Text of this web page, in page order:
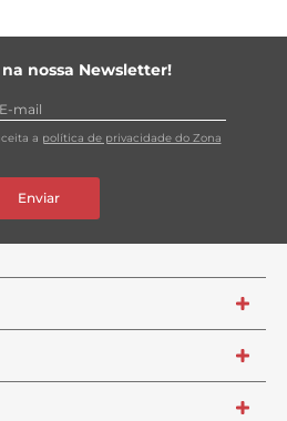
nossa Newsletter!
a política de privacidade do Zona
Enviar
+
+
+